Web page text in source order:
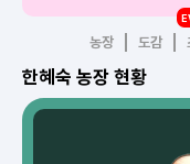
농장 도감
한혜숙 농장 현황